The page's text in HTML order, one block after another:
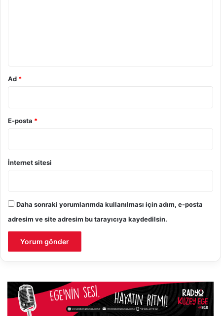
Ad *
E-posta *
İnternet sitesi
Daha sonraki yorumlarımda kullanılması için adım, e-posta
adresim ve site adresim bu tarayıcıya kaydedilsin.